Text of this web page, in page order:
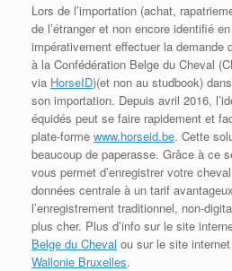
Lors de l’importation (achat,
de l’étranger et non encore identifié
impérativement effectuer la demande
à la Confédération Belge du Cheval
via HorseID)(et non au studbook)
son importation. Depuis avril 2016,
équidés peut se faire rapidement et
plate-forme www.horseid.be. Cette
beaucoup de paperasse. Grâce à ce
vous permet d’enregistrer votre
données centrale à un tarif
l’enregistrement traditionnel, non-
plus cher. Plus d’info sur le site
Belge du Cheval ou sur le site internet
Wallonie Bruxelles.